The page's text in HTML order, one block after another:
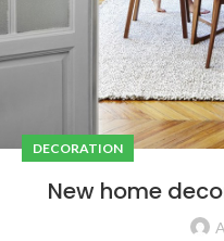
DECORATION
New home